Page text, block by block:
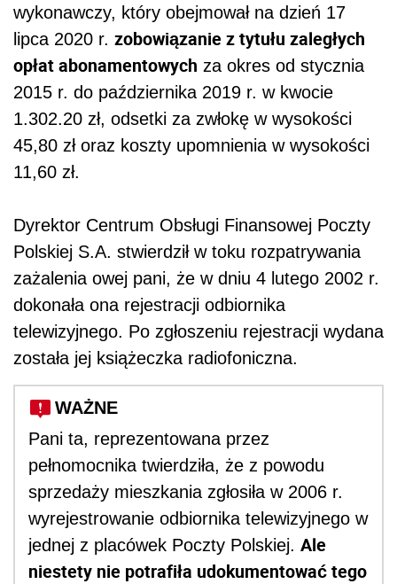
wykonawczy, który obejmował na dzień 17
lipca 2020 r. zobowiązanie z tytułu zaległych
opłat abonamentowych za okres od stycznia
2015 r. do października 2019 r. w kwocie
1.302.20 zł, odsetki za zwłokę w wysokości
45,80 zł oraz koszty upomnienia w wysokości
11,60 zł.
Dyrektor Centrum Obsługi Finansowej Poczty
Polskiej S.A. stwierdził w toku rozpatrywania
zażalenia owej pani, że w dniu 4 lutego 2002 r.
dokonała ona rejestracji odbiornika
telewizyjnego. Po zgłoszeniu rejestracji wydana
została jej książeczka radiofoniczna.
WAŻNE
Pani ta, reprezentowana przez
pełnomocnika twierdziła, że z powodu
sprzedaży mieszkania zgłosiła w 2006 r.
wyrejestrowanie odbiornika telewizyjnego w
jednej z placówek Poczty Polskiej. Ale
niestety nie potrafiła udokumentować tego